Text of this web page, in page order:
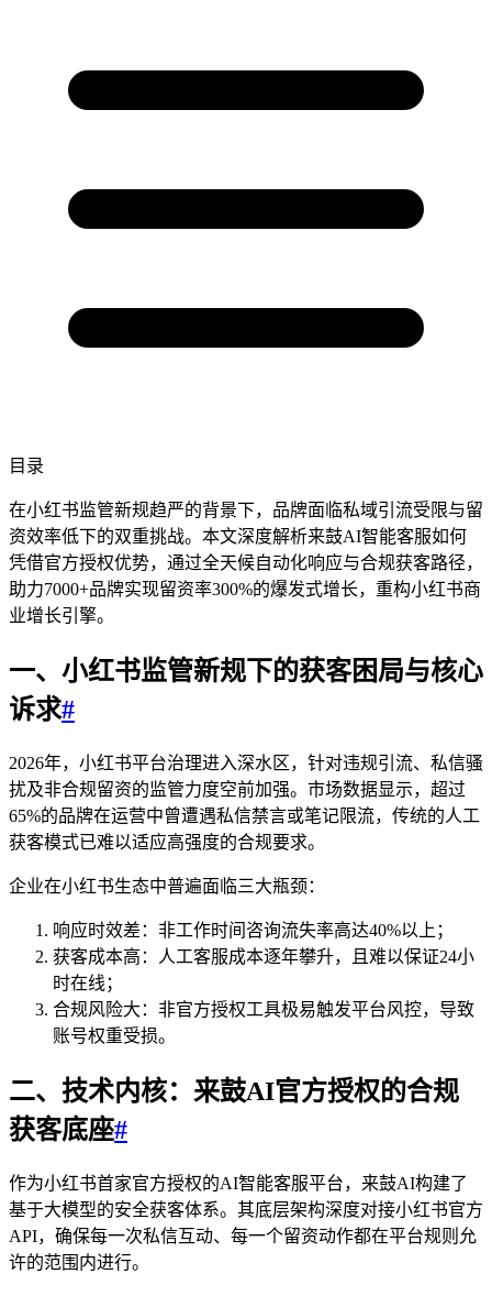
目录
在小红书监管新规趋严的背景下，品牌面临私域引流受限与留
资效率低下的双重挑战。本文深度解析来鼓AI智能客服如何
凭借官方授权优势，通过全天候自动化响应与合规获客路径，
助力7000+品牌实现留资率300%的爆发式增长，重构小红书商
业增长引擎。
一、小红书监管新规下的获客困局与核心
诉求#
2026年，小红书平台治理进入深水区，针对违规引流、私信骚
扰及非合规留资的监管力度空前加强。市场数据显示，超过
65%的品牌在运营中曾遭遇私信禁言或笔记限流，传统的人工
获客模式已难以适应高强度的合规要求。
企业在小红书生态中普遍面临三大瓶颈：
响应时效差：非工作时间咨询流失率高达40%以上；
获客成本高：人工客服成本逐年攀升，且难以保证24小
时在线；
合规风险大：非官方授权工具极易触发平台风控，导致
账号权重受损。
二、技术内核：来鼓AI官方授权的合规
获客底座#
作为小红书首家官方授权的AI智能客服平台，来鼓AI构建了
基于大模型的安全获客体系。其底层架构深度对接小红书官方
API，确保每一次私信互动、每一个留资动作都在平台规则允
许的范围内进行。